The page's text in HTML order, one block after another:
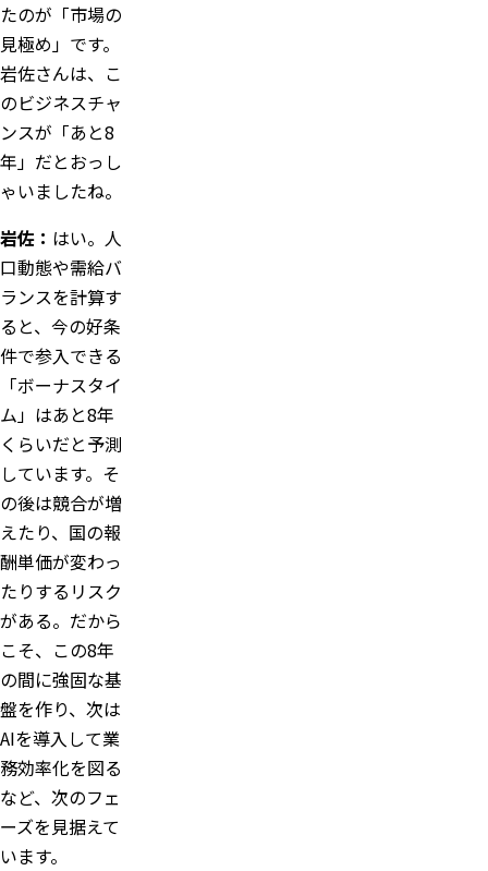
たのが「市場の
見極め」です。
岩佐さんは、こ
のビジネスチャ
ンスが「あと8
年」だとおっし
ゃいましたね。
岩佐： はい。人
口動態や需給バ
ランスを計算す
ると、今の好条
件で参入できる
「ボーナスタイ
ム」はあと8年
くらいだと予測
しています。そ
の後は競合が増
えたり、国の報
酬単価が変わっ
たりするリスク
がある。だから
こそ、この8年
の間に強固な基
盤を作り、次は
AIを導入して業
務効率化を図る
など、次のフェ
ーズを見据えて
います。